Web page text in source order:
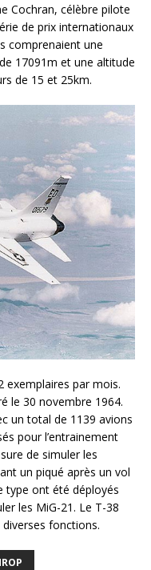
Cochran, célèbre pilote
de prix internationaux
comprenaient une
17091m et une altitude
de 15 et 25km.
exemplaires par mois.
le 30 novembre 1964.
un total de 1139 avions
pour l’entrainement
de simuler les
un piqué après un vol
type ont été déployés
les MiG-21. Le T-38
fonctions.